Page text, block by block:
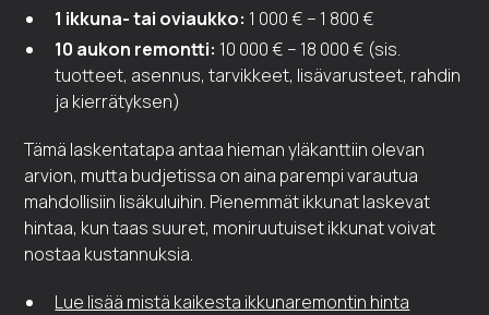
1 ikkuna- tai oviaukko: 1 000 € – 1 800 €
10 aukon remontti: 10 000 € – 18 000 € (sis.
tuotteet, asennus, tarvikkeet, lisävarusteet, rahdin
ja kierrätyksen)
Tämä laskentatapa antaa hieman yläkanttiin olevan
arvion, mutta budjetissa on aina parempi varautua
mahdollisiin lisäkuluihin. Pienemmät ikkunat laskevat
hintaa, kun taas suuret, moniruutuiset ikkunat voivat
nostaa kustannuksia.
Lue lisää mistä kaikesta ikkunaremontin hinta